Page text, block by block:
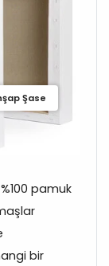
Şase
%100 pamuk
bir